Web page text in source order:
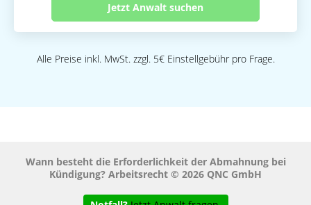
Jetzt Anwalt suchen
Alle Preise inkl. MwSt. zzgl. 5€ Einstellgebühr pro Frage.
Wann besteht die Erforderlichkeit der Abmahnung bei
Kündigung? Arbeitsrecht © 2026 QNC GmbH